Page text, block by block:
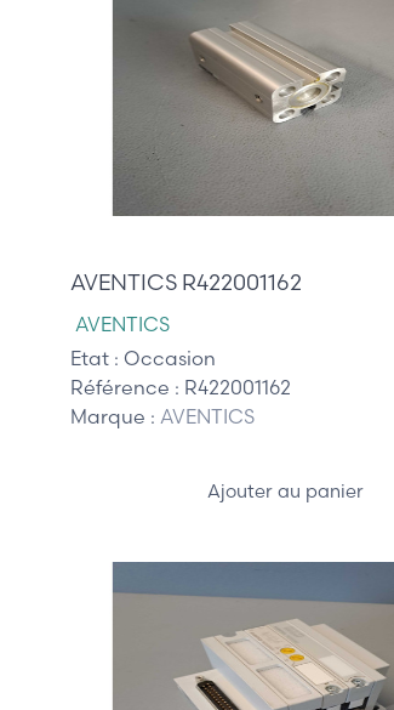
AVENTICS R422001162
AVENTICS
Etat : Occasion
Référence : R422001162
Marque : AVENTICS
Ajouter au panier